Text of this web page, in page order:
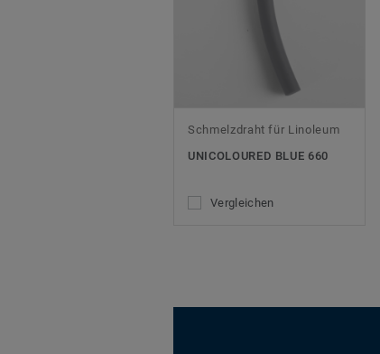
Schmelzdraht für Linoleum
UNICOLOURED BLUE 660
Vergleichen